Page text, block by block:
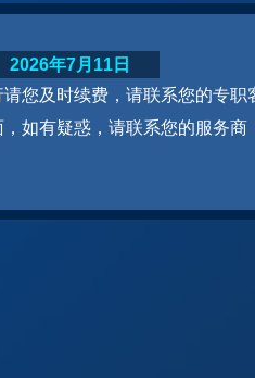
您及时续费，请联系您的专职
如有疑惑，请联系您的服务商
2026年7月11日